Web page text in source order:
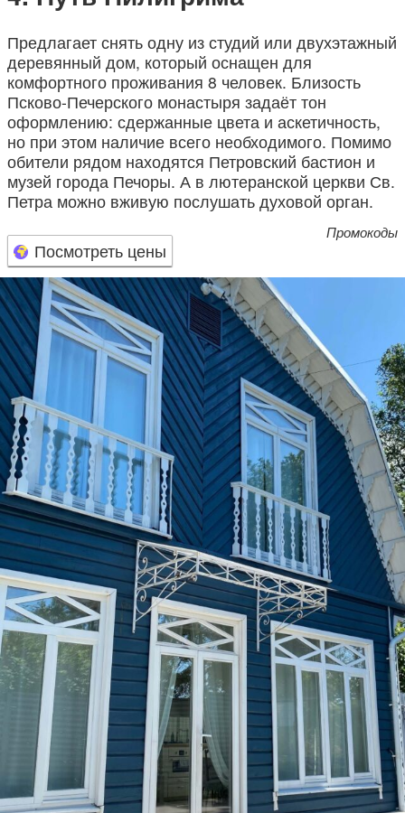
Предлагает снять одну из студий или двухэтажный
деревянный дом, который оснащен для
комфортного проживания 8 человек. Близость
Псково-Печерского монастыря задаёт тон
оформлению: сдержанные цвета и аскетичность,
но при этом наличие всего необходимого. Помимо
обители рядом находятся Петровский бастион и
музей города Печоры. А в лютеранской церкви Св.
Петра можно вживую послушать духовой орган.
Посмотреть цены
Промокоды